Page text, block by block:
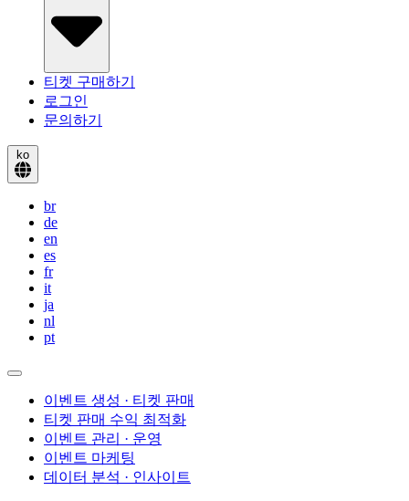
티켓 구매하기
로그인
문의하기
ko
br
de
en
es
fr
it
ja
nl
pt
이벤트 생성 · 티켓 판매
티켓 판매 수익 최적화
이벤트 관리 · 운영
이벤트 마케팅
데이터 분석 · 인사이트